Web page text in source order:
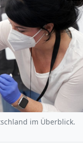
im Überblick.